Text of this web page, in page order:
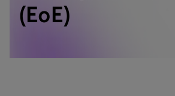
(EoE)